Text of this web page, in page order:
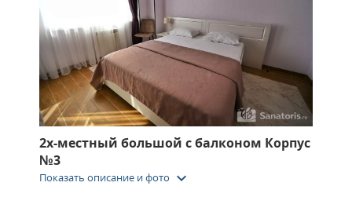
2х-местный большой с балконом Корпус
№3
Показать описание и фото keyboard_arrow_down